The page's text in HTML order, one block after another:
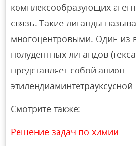
комплексообразующих
связь. Такие лиганды
многоцентровыми. Один из
полудентных лигандов
представляет собой анион
этилендиаминтетрауксусной
Смотрите также:
Решение задач по химии